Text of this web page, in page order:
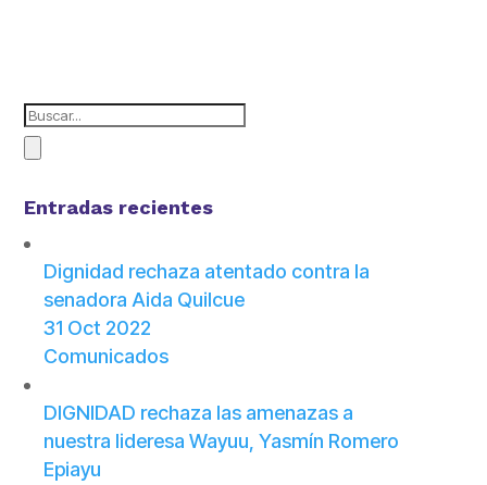
Entradas recientes
Dignidad rechaza atentado contra la
senadora Aida Quilcue
31 Oct 2022
Comunicados
DIGNIDAD rechaza las amenazas a
nuestra lideresa Wayuu, Yasmín Romero
Epiayu